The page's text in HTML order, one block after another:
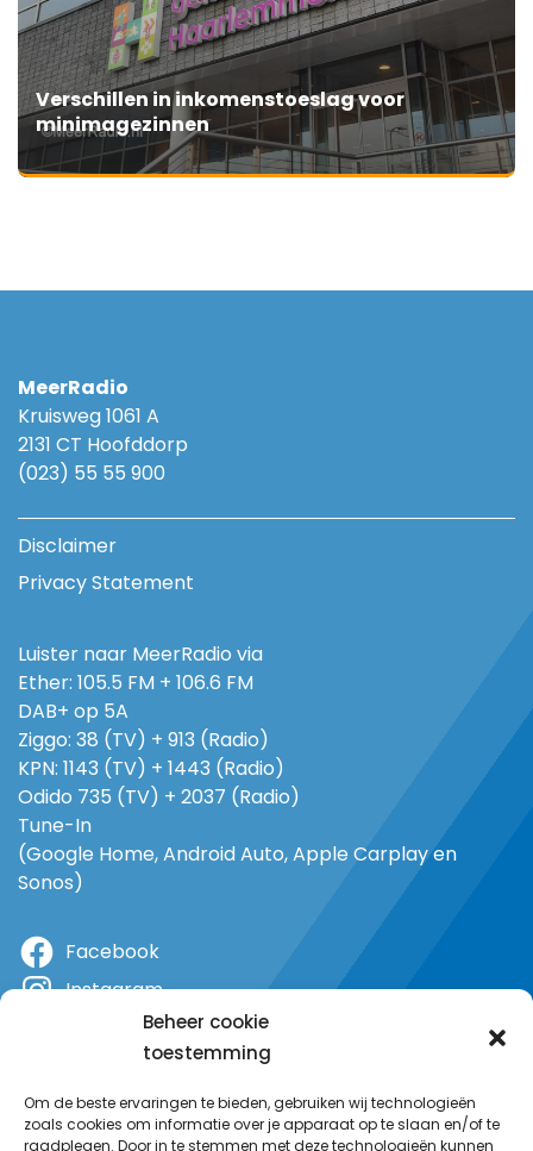
Beheer cookie
toestemming
Om de beste ervaringen te bieden, gebruiken wij technologieën
zoals cookies om informatie over je apparaat op te slaan en/of te
raadplegen. Door in te stemmen met deze technologieën kunnen
Verschillen in inkomenstoeslag voor
minimagezinnen
MeerRadio
Kruisweg 1061 A
2131 CT Hoofddorp
(023) 55 55 900
Disclaimer
Privacy Statement
Luister naar MeerRadio via
Ether: 105.5 FM + 106.6 FM
DAB+ op 5A
Ziggo: 38 (TV) + 913 (Radio)
KPN: 1143 (TV) + 1443 (Radio)
Odido 735 (TV) + 2037 (Radio)
Tune-In
(Google Home, Android Auto, Apple Carplay en
Sonos)
Facebook
Instagram
YouTube